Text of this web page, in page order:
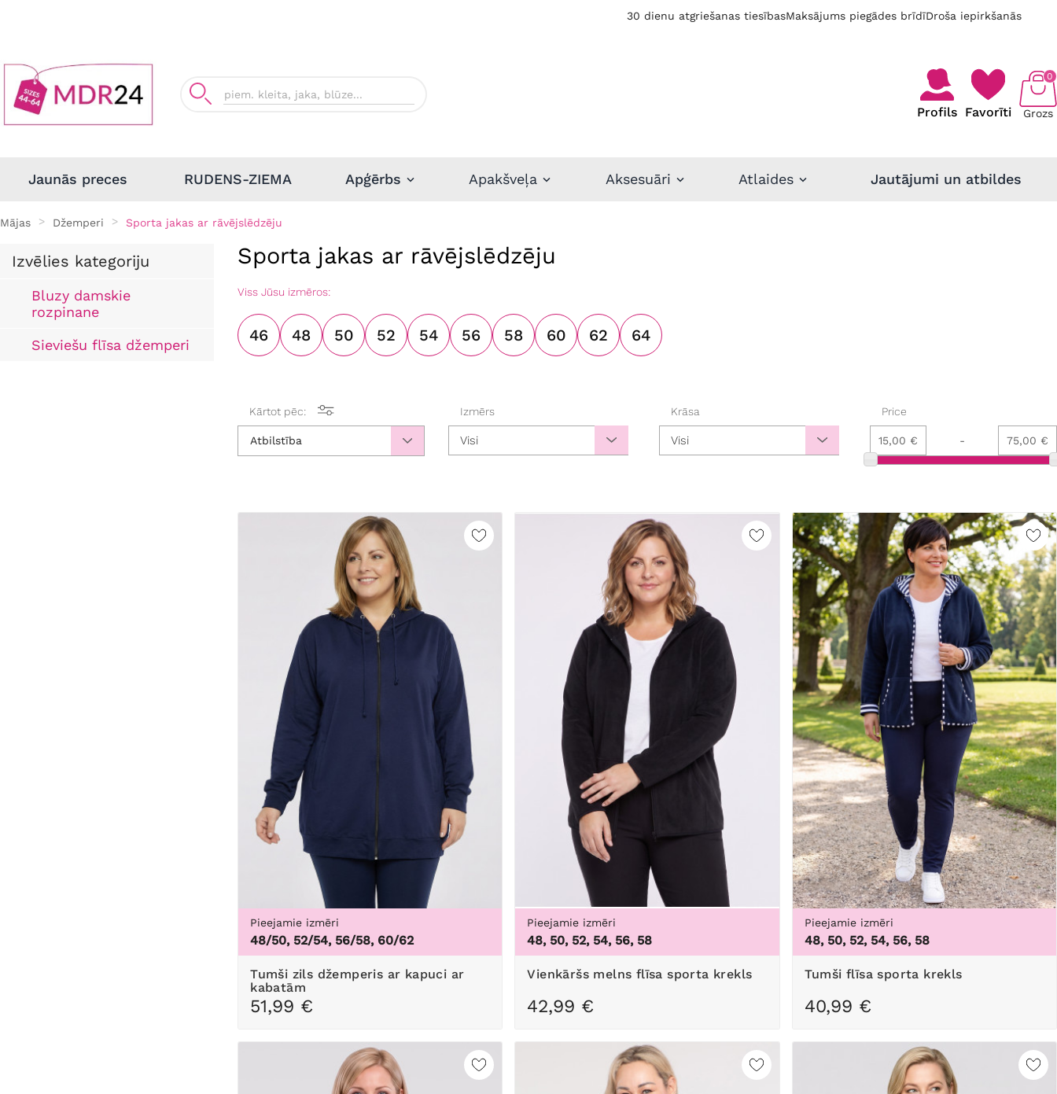
30 dienu atgriešanas tiesībasMaksājums piegādes brīdīDroša iepirkšanās
Profils Favorīti Grozs
0
Jaunās preces RUDENS-ZIEMA Apģērbs Apakšveļa Aksesuāri Atlaides Jautājumi un atbildes
Mājas Džemperi Sporta jakas ar rāvējslēdzēju
Izvēlies kategoriju
Bluzy damskie
rozpinane
Sieviešu flīsa džemperi
Sporta jakas ar rāvējslēdzēju
Viss Jūsu izmēros:
46 48 50 52 54 56 58 60 62 64
Kārtot pēc:
Atbilstība
Izmērs
Visi
Krāsa
Visi
Price
15,00 € - 75,00 €
Pieejamie izmēri
48/50, 52/54, 56/58, 60/62
Tumši zils džemperis ar kapuci ar
kabatām
51,99 €
Pieejamie izmēri
48, 50, 52, 54, 56, 58
Vienkāršs melns flīsa sporta krekls
42,99 €
Pieejamie izmēri
48, 50, 52, 54, 56, 58
Tumši flīsa sporta krekls
40,99 €